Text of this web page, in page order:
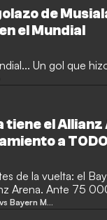
de
el Mundial
Un gol que
tiene el
a
de la vuelta: el
Arena. Ante 75
la victoria sobre
Paris Saint-Germain vs Bayern Múnich